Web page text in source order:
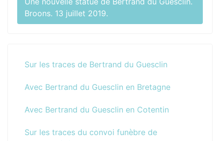
Broons. 13 juillet 2019.
Sur les traces de Bertrand du Guesclin
Avec Bertrand du Guesclin en Bretagne
Avec Bertrand du Guesclin en Cotentin
Sur les traces du convoi funèbre de